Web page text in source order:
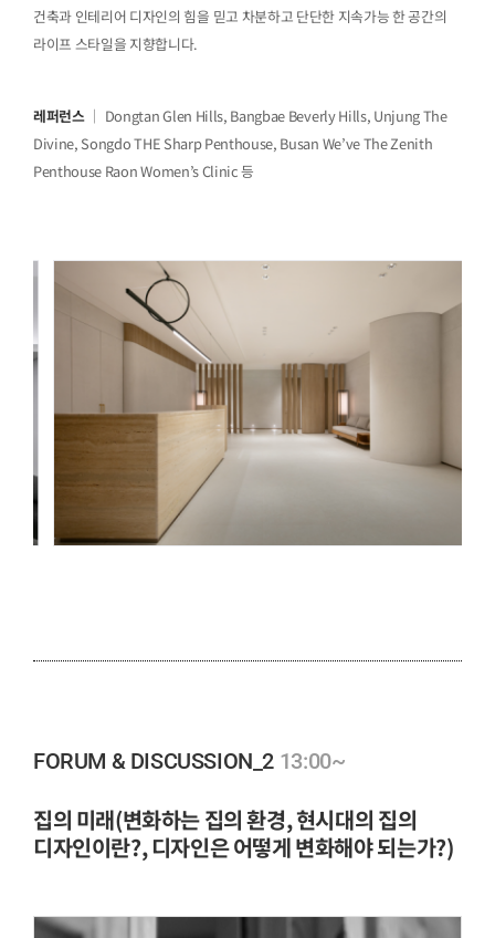
건축과 인테리어 디자인의 힘을 믿고 차분하고 단단한 지속가능 한 공간의
라이프 스타일을 지향합니다.
레퍼런스 ｜ Dongtan Glen Hills, Bangbae Beverly Hills, Unjung The
Divine, Songdo THE Sharp Penthouse, Busan We’ve The Zenith
Penthouse Raon Women’s Clinic 등
FORUM & DISCUSSION_2 13:00~
집의 미래(변화하는 집의 환경, 현시대의 집의
디자인이란?, 디자인은 어떻게 변화해야 되는가?)